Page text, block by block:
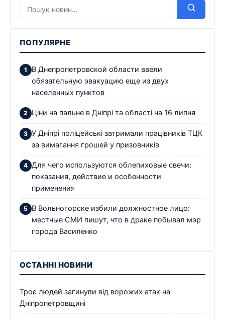
ПОПУЛЯРНЕ
В Днепропетровской области ввели
обязательную эвакуацию еще из двух
населенных пунктов
Ціни на пальне в Дніпрі та області на 16 липня
У Дніпрі поліцейські затримали працівників ТЦК
за вимагання грошей у призовників
Для чего используются облепиховые свечи:
показания, действие и особенности
применения
В Вольногорске избили должностное лицо:
местные СМИ пишут, что в драке побывал мэр
города Василенко
ОСТАННІ НОВИНИ
Троє людей загинули від ворожих атак на
Дніпропетровщині